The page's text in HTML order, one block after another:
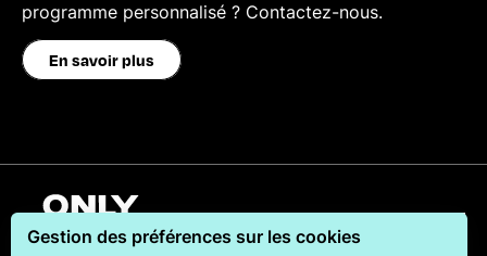
programme personnalisé ? Contactez-nous.
En savoir plus
Français
Gestion des préférences sur les cookies